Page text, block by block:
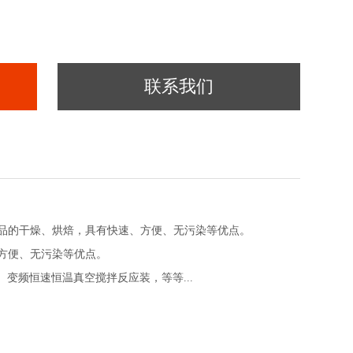
联系我们
干燥、烘焙，具有快速、方便、无污染等优点。
、无污染等优点。
变频恒速恒温真空搅拌反应装，等等...